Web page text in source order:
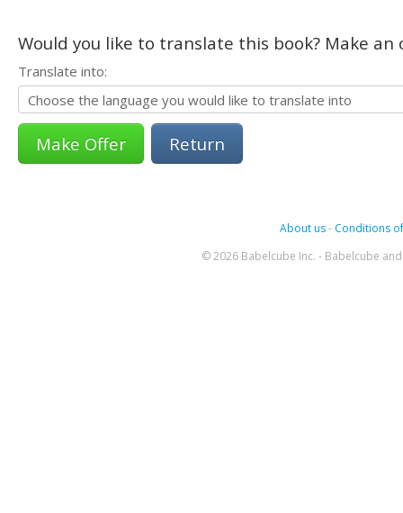
Would you like to translate this book? Make
Translate into:
Return
About us- Conditions
© 2026 Babelcube Inc. - Babelcube